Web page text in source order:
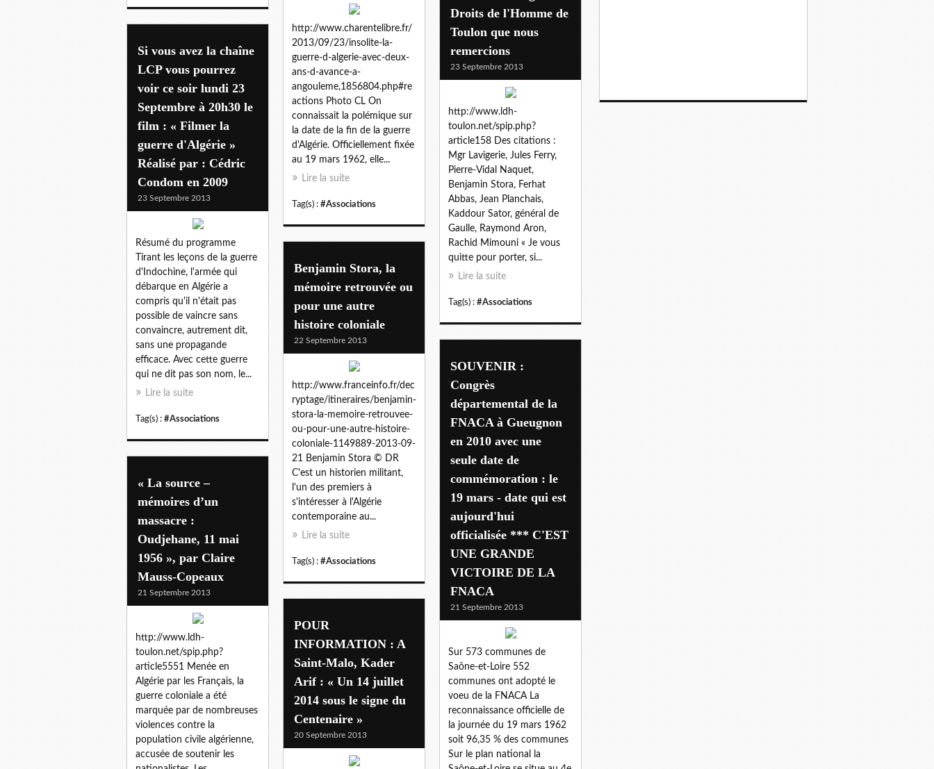
http://www.charentelibre.fr/
2013/09/23/insolite-la-
guerre-d-algerie-avec-deux-
ans-d-avance-a-
angouleme,1856804.php#re
actions Photo CL On
connaissait la polémique sur
la date de la fin de la guerre
d'Algérie. Officiellement fixée
au 19 mars 1962, elle...
Lire la suite
Tag(s) : #Associations
Droits de l'Homme de
Toulon que nous
remercions
23 Septembre 2013
http://www.ldh-
toulon.net/spip.php?
article158 Des citations :
Mgr Lavigerie, Jules Ferry,
Pierre-Vidal Naquet,
Benjamin Stora, Ferhat
Abbas, Jean Planchais,
Kaddour Sator, général de
Gaulle, Raymond Aron,
Rachid Mimouni « Je vous
quitte pour porter, si...
Lire la suite
Tag(s) : #Associations
Si vous avez la chaîne
LCP vous pourrez
voir ce soir lundi 23
Septembre à 20h30 le
film : « Filmer la
guerre d'Algérie »
Réalisé par : Cédric
Condom en 2009
23 Septembre 2013
Résumé du programme
Tirant les leçons de la guerre
d'Indochine, l'armée qui
débarque en Algérie a
compris qu'il n'était pas
possible de vaincre sans
convaincre, autrement dit,
sans une propagande
efficace. Avec cette guerre
qui ne dit pas son nom, le...
Lire la suite
Tag(s) : #Associations
Benjamin Stora, la
mémoire retrouvée ou
pour une autre
histoire coloniale
22 Septembre 2013
http://www.franceinfo.fr/dec
ryptage/itineraires/benjamin-
stora-la-memoire-retrouvee-
ou-pour-une-autre-histoire-
coloniale-1149889-2013-09-
21 Benjamin Stora © DR
C'est un historien militant,
l'un des premiers à
s'intéresser à l'Algérie
contemporaine au...
Lire la suite
Tag(s) : #Associations
SOUVENIR :
Congrès
départemental de la
FNACA à Gueugnon
en 2010 avec une
seule date de
commémoration : le
19 mars - date qui est
aujourd'hui
officialisée *** C'EST
UNE GRANDE
VICTOIRE DE LA
FNACA
21 Septembre 2013
Sur 573 communes de
Saône-et-Loire 552
communes ont adopté le
voeu de la FNACA La
reconnaissance officielle de
la journée du 19 mars 1962
soit 96,35 % des communes
Sur le plan national la
« La source –
mémoires d’un
massacre :
Oudjehane, 11 mai
1956 », par Claire
Mauss-Copeaux
21 Septembre 2013
http://www.ldh-
toulon.net/spip.php?
article5551 Menée en
Algérie par les Français, la
guerre coloniale a été
marquée par de nombreuses
violences contre la
population civile algérienne,
accusée de soutenir les
POUR
INFORMATION : A
Saint-Malo, Kader
Arif : « Un 14 juillet
2014 sous le signe du
Centenaire »
20 Septembre 2013